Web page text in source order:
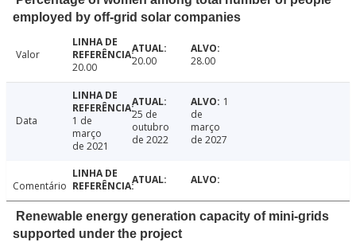
employed by off-grid solar companies
Valor
20.00
20.00 28.00
Data
1 de
março
de 2021
25 de
outubro
de 2022
1
de
março
de 2027
Comentário
Renewable energy generation capacity of mini-grids
supported under the project